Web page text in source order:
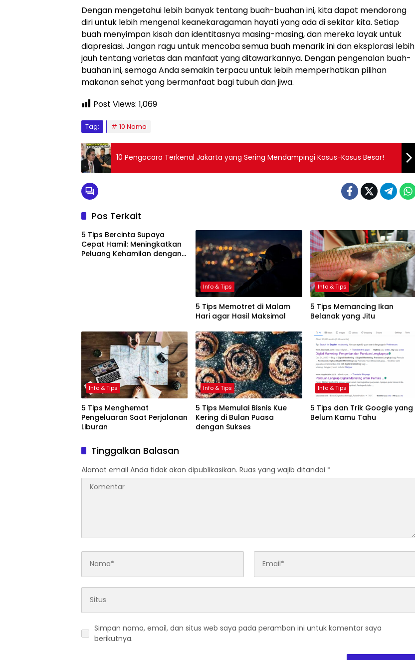
Dengan mengetahui lebih banyak tentang buah-buahan ini, kita dapat mendorong
diri untuk lebih mengenal keanekaragaman hayati yang ada di sekitar kita. Setiap
buah menyimpan kisah dan identitasnya masing-masing, dan mereka layak untuk
diapresiasi. Jangan ragu untuk mencoba semua buah menarik ini dan eksplorasi lebih
jauh tentang varietas dan manfaat yang ditawarkannya. Dengan pengenalan buah-
buahan ini, semoga Anda semakin terpacu untuk lebih memperhatikan pilihan
makanan sehat yang bermanfaat bagi tubuh dan jiwa.
Post Views: 1,069
Tag: 10 Nama
10 Pengacara Terkenal Jakarta yang Sering Mendampingi Kasus-Kasus Besar!
Pos Terkait
5 Tips Bercinta Supaya
Cepat Hamil: Meningkatkan
Peluang Kehamilan dengan
Info & Tips
5 Tips Memotret di Malam
Hari agar Hasil Maksimal
Info & Tips
5 Tips Memancing Ikan
Belanak yang Jitu
Info & Tips
5 Tips Menghemat
Pengeluaran Saat Perjalanan
Liburan
Info & Tips
5 Tips Memulai Bisnis Kue
Kering di Bulan Puasa
dengan Sukses
Info & Tips
5 Tips dan Trik Google yang
Belum Kamu Tahu
Tinggalkan Balasan
Alamat email Anda tidak akan dipublikasikan. Ruas yang wajib ditandai *
Simpan nama, email, dan situs web saya pada peramban ini untuk komentar saya
berikutnya.